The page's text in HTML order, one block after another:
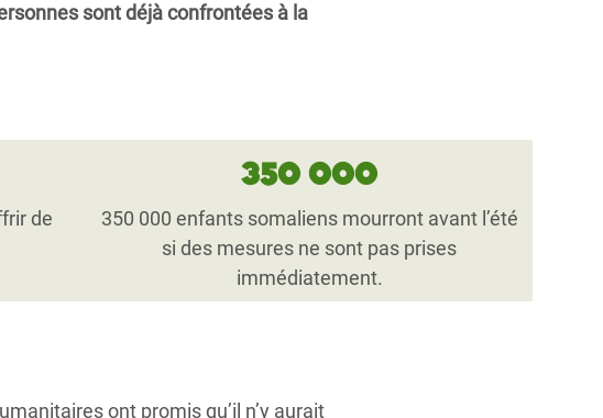
sont déjà confrontées à la
de
350 000
350 000 enfants somaliens mourront avant l’été
si des mesures ne sont pas prises
immédiatement.
ont promis qu’il n’y aurait